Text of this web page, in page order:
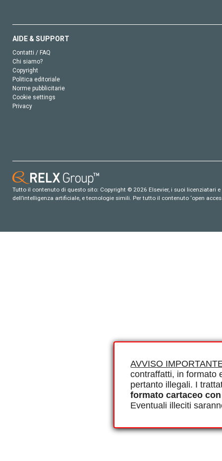
AVVISO
contraffatti, in formato
pertanto illegali. I
formato cartaceo
Eventuali illeciti
AIDE & SUPPORT
Contatti / FAQ
Chi siamo?
Copyright
Politica editoriale
Norme pubblicitarie
Cookie settings
Privacy
Tutto il contenuto di questo sito: Copyright © 2026 Elsevier, i suoi
dell’intelligenza artificiale, e tecnologie simili. Per tutto il contenuto ‘open